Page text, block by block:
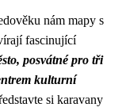
nám mapy s
fascinující
posvátné pro tři
kulturní
si karavany